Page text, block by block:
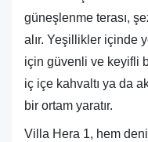
güneşlenme terası,
alır. Yeşillikler içinde
için güvenli ve keyifli
iç içe kahvaltı ya da
bir ortam yaratır.
Villa Hera 1, hem